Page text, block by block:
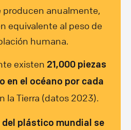
producen anualmente,
equivalente al peso de
humana.
existen 21,000 piezas
en el océano por cada
la Tierra (datos 2023).
del plástico mundial se